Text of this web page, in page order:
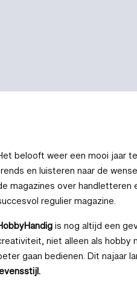
belooft weer een mooi jaar
en luisteren naar de
magazines over
regulier magazine.
is nog altijd een
niet alleen als hobby
gaan bedienen. Dit najaar